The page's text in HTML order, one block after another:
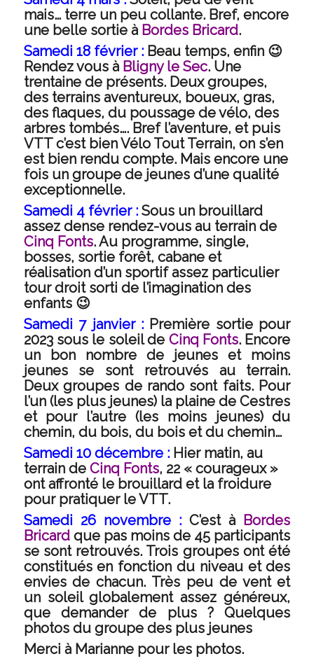
mais… terre un peu collante. Bref, encore
une belle sortie à Bordes Bricard.
Samedi 18 février :Beau temps, enfin 😉
Rendez vous à Bligny le Sec. Une
trentaine de présents. Deux groupes,
des terrains aventureux, boueux, gras,
des flaques, du poussage de vélo, des
arbres tombés…. Bref l’aventure, et puis
VTT c’est bien Vélo Tout Terrain, on s’en
est bien rendu compte. Mais encore une
fois un groupe de jeunes d’une qualité
exceptionnelle.
Samedi 4 février :Sous un brouillard
assez dense rendez-vous au terrain de
Cinq Fonts. Au programme, single,
bosses, sortie forêt, cabane et
réalisation d’un sportif assez particulier
tour droit sorti de l’imagination des
enfants 😉
Samedi 7 janvier : Première sortie pour
2023 sous le soleil de Cinq Fonts. Encore
un bon nombre de jeunes et moins
jeunes se sont retrouvés au terrain.
Deux groupes de rando sont faits. Pour
l’un (les plus jeunes) la plaine de Cestres
et pour l’autre (les moins jeunes) du
chemin, du bois, du bois et du chemin…
Samedi 10 décembre : Hier matin, au
terrain de Cinq Fonts, 22 « courageux »
ont affronté le brouillard et la froidure
pour pratiquer le VTT.
Samedi 26 novembre :C’est à Bordes
Bricard que pas moins de 45 participants
se sont retrouvés. Trois groupes ont été
constitués en fonction du niveau et des
envies de chacun. Très peu de vent et
un soleil globalement assez généreux,
que demander de plus ? Quelques
photos du groupe des plus jeunes
Merci à Marianne pour les photos.